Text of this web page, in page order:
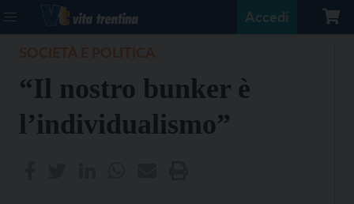
Accedi
“Il nostro bunker è
l’individualismo”